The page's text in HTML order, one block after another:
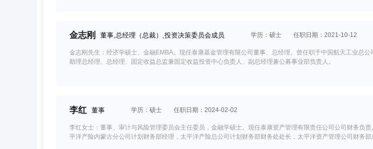
金志刚 董事,总经理（总裁）,投资决策委员会成员 学历：硕士 任职日期：2021-10-12
金志刚先生：经济学硕士、金融EMBA。现任泰康基金管理有限公司董事、总经理。曾任职于中国航天工业总
助理总经理、总经理、固定收益总监兼固定收益投资中心负责人、副总经理兼公募事业部负责人。
李红 董事 学历：硕士 任职日期：2024-02-02
李红女士：董事、审计与风险管理委员会主任委员，金融学硕士。现任泰康资产管理有限责任公司公司财务负
平洋产险内蒙古分公司计划财务部经理，太平洋产险总公司计划财务部财务处处长，太平洋资产管理公司财务